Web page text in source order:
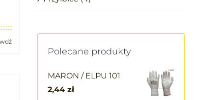
Polecane produkty
MARON / ELPU 101
2,44 zł